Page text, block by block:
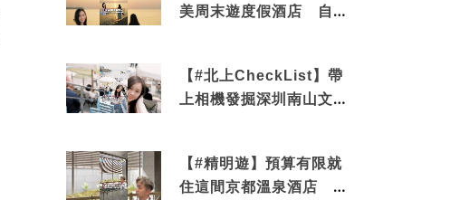
美周末遊度假酒店 自帶
【#北上CheckList】帶
上相機發掘深圳南山文藝
【#精明遊】預算有限就
住這間京都溫泉酒店 車